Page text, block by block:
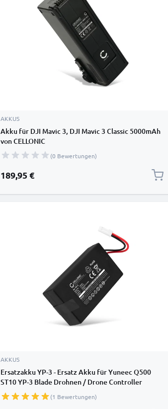
AKKUS
Akku für DJI Mavic 3, DJI Mavic 3 Classic 5000mAh
von CELLONIC
(0 Bewertungen)
189,95 €
AKKUS
Ersatzakku YP-3 - Ersatz Akku für Yuneec Q500
ST10 YP-3 Blade Drohnen / Drone Controller
Zusatzakku - 5200mAh Batterie
(1 Bewertungen)